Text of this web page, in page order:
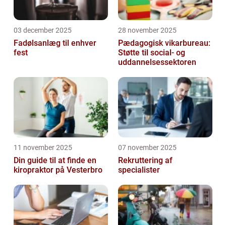
03 december 2025
Fadølsanlæg til enhver
fest
28 november 2025
Pædagogisk vikarbureau:
Støtte til social- og
uddannelsessektoren
11 november 2025
Din guide til at finde en
kiropraktor på Vesterbro
07 november 2025
Rekruttering af
specialister